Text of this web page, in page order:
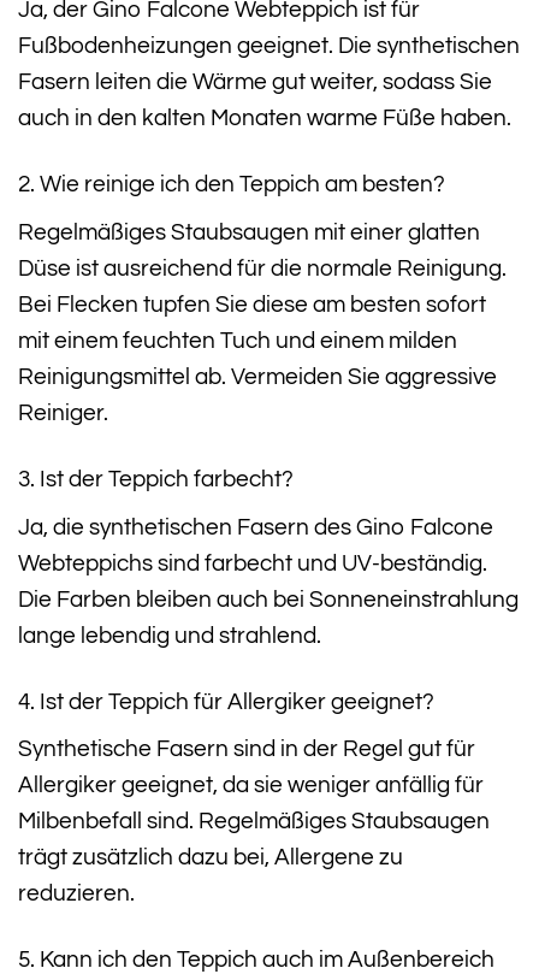
Ja, der Gino Falcone Webteppich ist für
Fußbodenheizungen geeignet. Die synthetischen
Fasern leiten die Wärme gut weiter, sodass Sie
auch in den kalten Monaten warme Füße haben.
2. Wie reinige ich den Teppich am besten?
Regelmäßiges Staubsaugen mit einer glatten
Düse ist ausreichend für die normale Reinigung.
Bei Flecken tupfen Sie diese am besten sofort
mit einem feuchten Tuch und einem milden
Reinigungsmittel ab. Vermeiden Sie aggressive
Reiniger.
3. Ist der Teppich farbecht?
Ja, die synthetischen Fasern des Gino Falcone
Webteppichs sind farbecht und UV-beständig.
Die Farben bleiben auch bei Sonneneinstrahlung
lange lebendig und strahlend.
4. Ist der Teppich für Allergiker geeignet?
Synthetische Fasern sind in der Regel gut für
Allergiker geeignet, da sie weniger anfällig für
Milbenbefall sind. Regelmäßiges Staubsaugen
trägt zusätzlich dazu bei, Allergene zu
reduzieren.
5. Kann ich den Teppich auch im Außenbereich